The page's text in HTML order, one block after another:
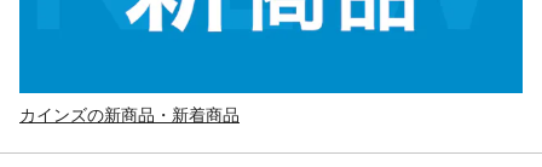
カインズの新商品・新着商品